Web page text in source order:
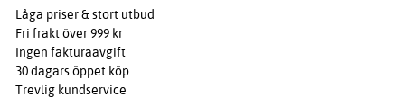
Låga priser & stort utbud
Fri frakt över 999 kr
Ingen fakturaavgift
30 dagars öppet köp
Trevlig kundservice